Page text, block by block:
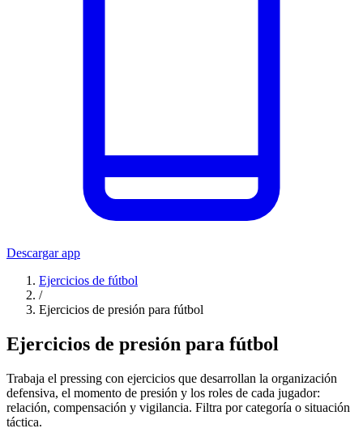
Descargar app
Ejercicios de fútbol
/
Ejercicios de presión para fútbol
Ejercicios de presión para fútbol
Trabaja el pressing con ejercicios que desarrollan la organización
defensiva, el momento de presión y los roles de cada jugador:
relación, compensación y vigilancia. Filtra por categoría o situación
táctica.